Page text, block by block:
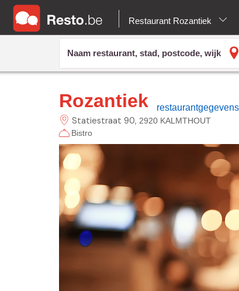
Restaurant Rozantiek
Rozantiek
Statiestraat 90 2920 KALMTHOUT
Bistro